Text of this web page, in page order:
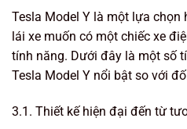
Tesla Model Y là một lựa
lái xe muốn có một chiếc xe
tính năng. Dưới đây là một số
Tesla Model Y nổi bật so với
3.1. Thiết kế hiện đại đến từ